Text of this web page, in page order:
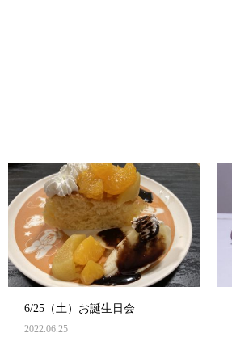
6/25（土）お誕生日会
2022.06.25